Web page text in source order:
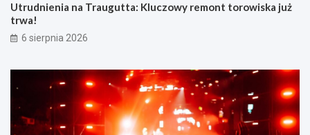
Utrudnienia na Traugutta: Kluczowy remont torowiska już
trwa!
6 sierpnia 2026